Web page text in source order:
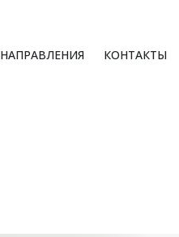
НАПРАВЛЕНИЯ КОНТАКТЫ